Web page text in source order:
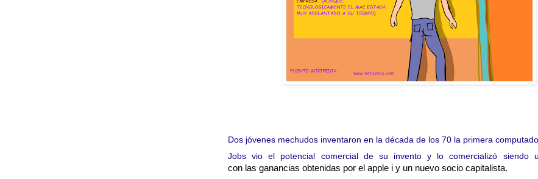
Dos jóvenes mechudos inventaron en la década de los 70 la primera
Jobs vio el potencial comercial de su invento y lo comercializó siendo
con las ganancias obtenidas por el apple i y un nuevo socio capitalista.